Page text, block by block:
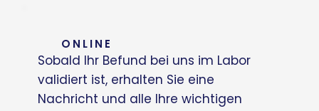
ONLINE
Sobald Ihr Befund bei uns im Labor
validiert ist, erhalten Sie eine
Nachricht und alle Ihre wichtigen